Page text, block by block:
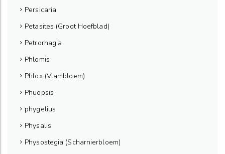
Persicaria
Petasites (Groot Hoefblad)
Petrorhagia
Phlomis
Phlox (Vlambloem)
Phuopsis
phygelius
Physalis
Physostegia (Scharnierbloem)